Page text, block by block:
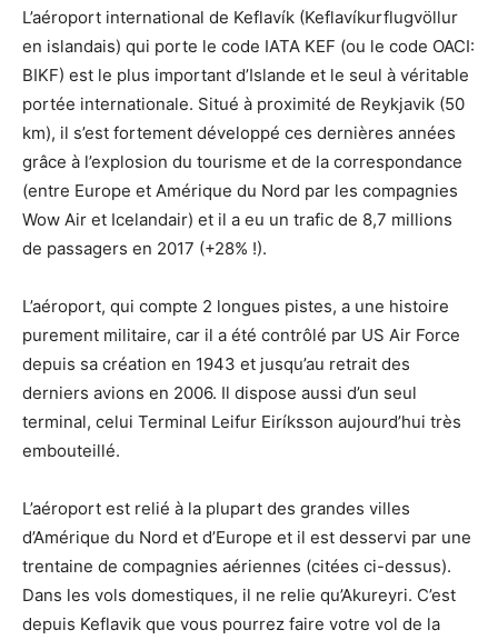
L’aéroport international de Keflavík (Keflavíkurflugvöllur
en islandais) qui porte le code IATA KEF (ou le code OACI:
BIKF) est le plus important d’Islande et le seul à véritable
portée internationale. Situé à proximité de Reykjavik (50
km), il s’est fortement développé ces dernières années
grâce à l’explosion du tourisme et de la correspondance
(entre Europe et Amérique du Nord par les compagnies
Wow Air et Icelandair) et il a eu un trafic de 8,7 millions
de passagers en 2017 (+28% !).
L’aéroport, qui compte 2 longues pistes, a une histoire
purement militaire, car il a été contrôlé par US Air Force
depuis sa création en 1943 et jusqu’au retrait des
derniers avions en 2006. Il dispose aussi d’un seul
terminal, celui Terminal Leifur Eiríksson aujourd’hui très
embouteillé.
L’aéroport est relié à la plupart des grandes villes
d’Amérique du Nord et d’Europe et il est desservi par une
trentaine de compagnies aériennes (citées ci-dessus).
Dans les vols domestiques, il ne relie qu’Akureyri. C’est
depuis Keflavik que vous pourrez faire votre vol de la